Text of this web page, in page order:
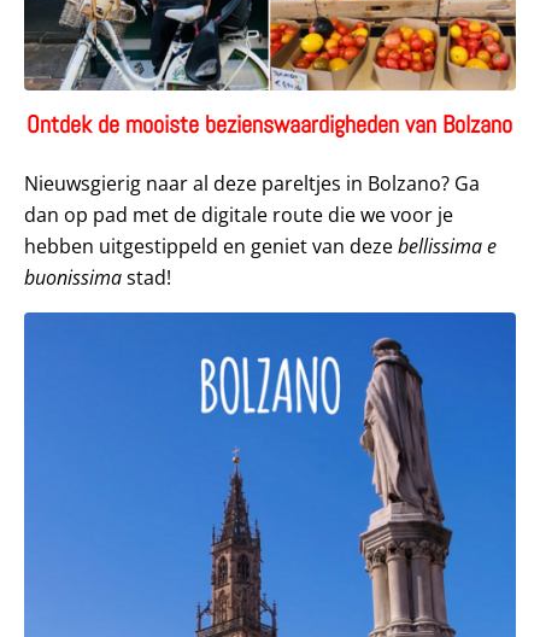
Ontdek de mooiste bezienswaardigheden van Bolzano
Nieuwsgierig naar al deze pareltjes in Bolzano? Ga
dan op pad met de digitale route die we voor je
hebben uitgestippeld en geniet van dezebellissima e
buonissimastad!